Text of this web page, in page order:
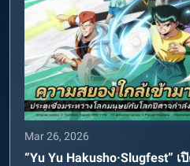
Mar 26, 2026
“Yu Yu Hakusho·Slugfest”